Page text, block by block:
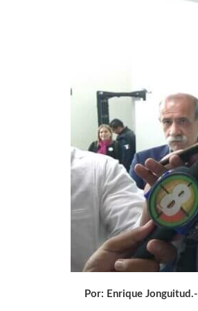
Por: Enrique Jonguitud.-